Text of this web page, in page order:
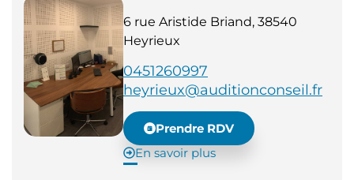
6 rue Aristide Briand, 38540
Heyrieux
0451260997
heyrieux@auditionconseil.fr
Prendre RDV
En savoir plus